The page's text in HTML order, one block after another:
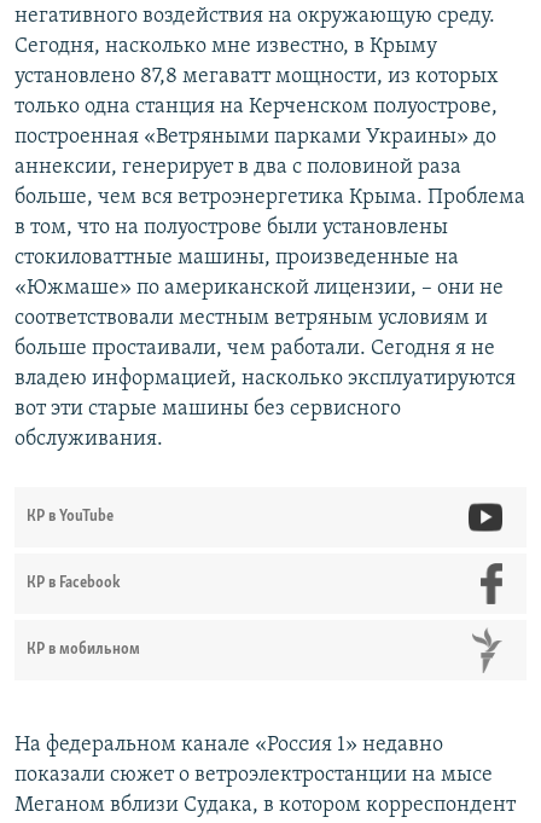
негативного воздействия на окружающую среду.
Сегодня, насколько мне известно, в Крыму
установлено 87,8 мегаватт мощности, из которых
только одна станция на Керченском полуострове,
построенная «Ветряными парками Украины» до
аннексии, генерирует в два с половиной раза
больше, чем вся ветроэнергетика Крыма. Проблема
в том, что на полуострове были установлены
стокиловаттные машины, произведенные на
«Южмаше» по американской лицензии, – они не
соответствовали местным ветряным условиям и
больше простаивали, чем работали. Сегодня я не
владею информацией, насколько эксплуатируются
вот эти старые машины без сервисного
обслуживания.
КР в YouTube
КР в Facebook
КР в мобильном
На федеральном канале «Россия 1» недавно
показали сюжет о ветроэлектростанции на мысе
Меганом вблизи Судака, в котором корреспондент